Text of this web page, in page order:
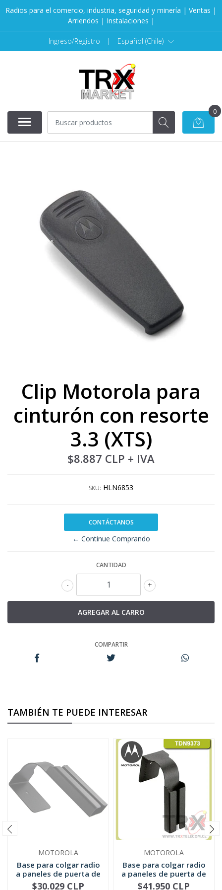
Radios para el comercio, industria, seguridad y minería | Ventas |
Arriendos | Instalaciones |
Ingreso/Registro | Español (Chile)
0
Clip Motorola para
cinturón con resorte
3.3 (XTS)
$8.887 CLP + IVA
SKU: HLN6853
CONTÁCTANOS
← Continue Comprando
CANTIDAD
+
-
COMPARTIR
TAMBIÉN TE PUEDE INTERESAR
MOTOROLA
Base para colgar radio
a paneles de puerta de
6...
NO DISPONIBLE
$30.029 CLP
MOTOROLA
Base para colgar radio
a paneles de puerta de
6...
$41.950 CLP